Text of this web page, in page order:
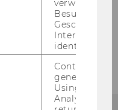
verwendet,
Besucher
Geschlecht
Interessen zu
identifizieren.
Contains a
generated
Using this
Analytics can